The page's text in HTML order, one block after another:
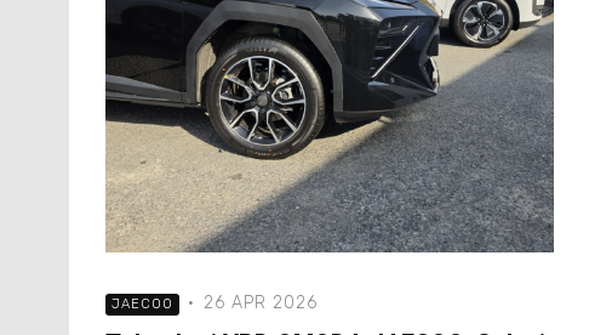
JAECOO · 26 APR 2026